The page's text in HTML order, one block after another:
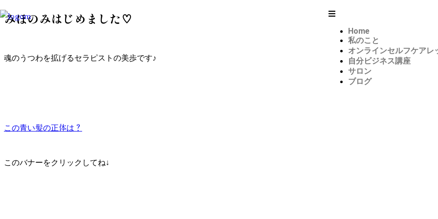
Home
私のこと
オンラインセルフケアレ
自分ビジネス講座
サロン
ブログ
みほのみはじめました♡
魂のうつわを拡げるセラピストの美歩です♪
この青い髪の正体は？
このバナーをクリックしてね↓